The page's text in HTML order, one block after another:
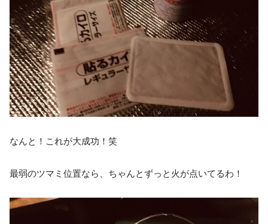
なんと！これが大成功！笑
最弱のツマミ位置なら、ちゃんとずっと火が点いてるわ！